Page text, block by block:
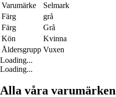
Varumärke
Selmark
Färg
grå
Färg
Grå
Kön
Kvinna
Åldersgrupp Vuxen
Loading...
Loading...
Alla våra varumärken